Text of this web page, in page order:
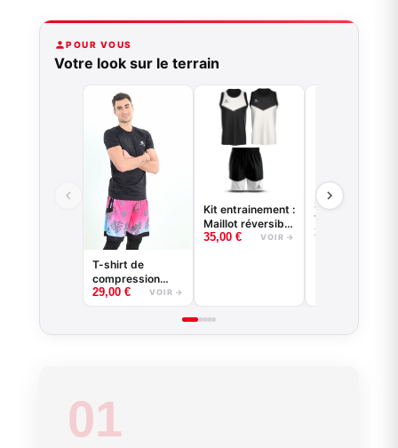
POUR VOUS
Votre look sur le terrain
T-shirt de
compression
basketball -
29,00 € VOIR →
Kit entrainement :
Maillot réversible
+ short
35,00 € VOIR →
Short de basket
VENICE BEACH
35,00
01